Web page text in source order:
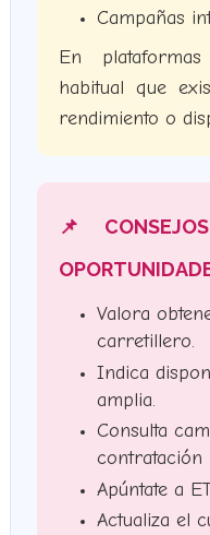
Campañas
En
habitual que
rendimiento o
📌
Valora
carretillero.
Indica
amplia.
Consulta
contratación
Apúntate a
Actualiza el